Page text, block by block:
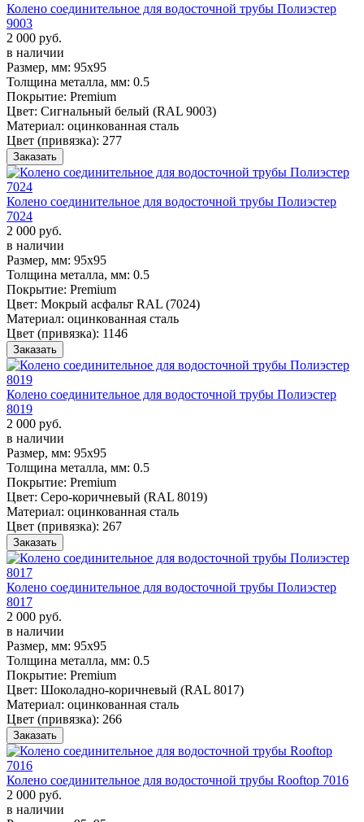
Колено соединительное для водосточной трубы Полиэстер
9003
2 000 руб.
в наличии
Размер, мм: 95х95
Толщина металла, мм: 0.5
Покрытие: Premium
Цвет: Сигнальный белый (RAL 9003)
Материал: оцинкованная сталь
Цвет (привязка): 277
Заказать
Колено соединительное для водосточной трубы Полиэстер
7024
2 000 руб.
в наличии
Размер, мм: 95х95
Толщина металла, мм: 0.5
Покрытие: Premium
Цвет: Мокрый асфальт RAL (7024)
Материал: оцинкованная сталь
Цвет (привязка): 1146
Заказать
Колено соединительное для водосточной трубы Полиэстер
8019
2 000 руб.
в наличии
Размер, мм: 95х95
Толщина металла, мм: 0.5
Покрытие: Premium
Цвет: Серо-коричневый (RAL 8019)
Материал: оцинкованная сталь
Цвет (привязка): 267
Заказать
Колено соединительное для водосточной трубы Полиэстер
8017
2 000 руб.
в наличии
Размер, мм: 95х95
Толщина металла, мм: 0.5
Покрытие: Premium
Цвет: Шоколадно-коричневый (RAL 8017)
Материал: оцинкованная сталь
Цвет (привязка): 266
Заказать
Колено соединительное для водосточной трубы Rooftop 7016
2 000 руб.
в наличии